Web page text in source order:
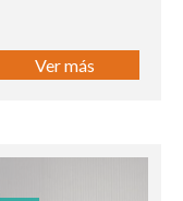
Ver más